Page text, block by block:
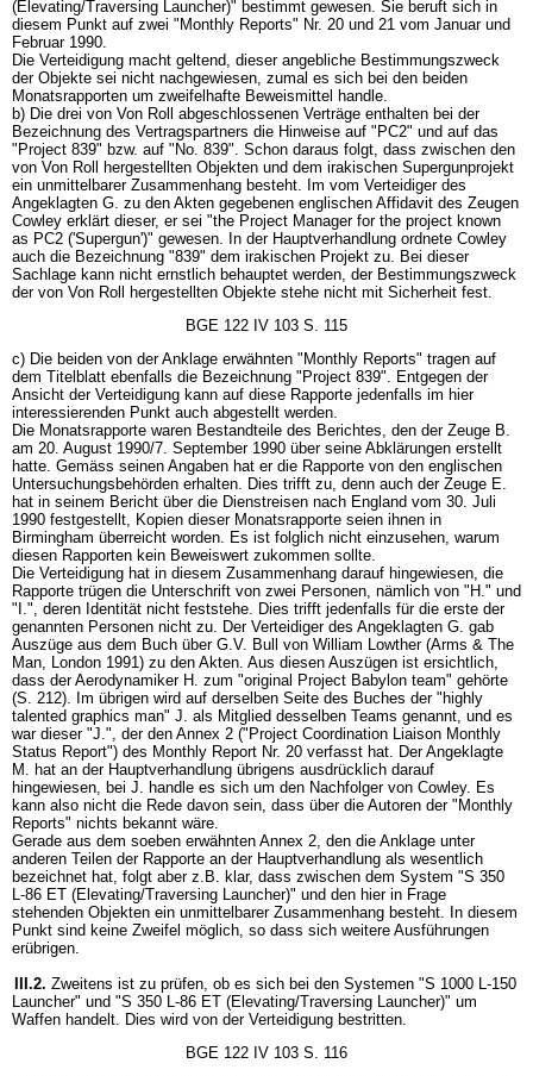
(Elevating/Traversing Launcher)" bestimmt gewesen. Sie beruft sich in
diesem Punkt auf zwei "Monthly Reports" Nr. 20 und 21 vom Januar und
Februar 1990.
Die Verteidigung macht geltend, dieser angebliche Bestimmungszweck
der Objekte sei nicht nachgewiesen, zumal es sich bei den beiden
Monatsrapporten um zweifelhafte Beweismittel handle.
b) Die drei von Von Roll abgeschlossenen Verträge enthalten bei der
Bezeichnung des Vertragspartners die Hinweise auf "PC2" und auf das
"Project 839" bzw. auf "No. 839". Schon daraus folgt, dass zwischen den
von Von Roll hergestellten Objekten und dem irakischen Supergunprojekt
ein unmittelbarer Zusammenhang besteht. Im vom Verteidiger des
Angeklagten G. zu den Akten gegebenen englischen Affidavit des Zeugen
Cowley erklärt dieser, er sei "the Project Manager for the project known
as PC2 ('Supergun')" gewesen. In der Hauptverhandlung ordnete Cowley
auch die Bezeichnung "839" dem irakischen Projekt zu. Bei dieser
Sachlage kann nicht ernstlich behauptet werden, der Bestimmungszweck
der von Von Roll hergestellten Objekte stehe nicht mit Sicherheit fest.
BGE 122 IV 103 S. 115
c) Die beiden von der Anklage erwähnten "Monthly Reports" tragen auf
dem Titelblatt ebenfalls die Bezeichnung "Project 839". Entgegen der
Ansicht der Verteidigung kann auf diese Rapporte jedenfalls im hier
interessierenden Punkt auch abgestellt werden.
Die Monatsrapporte waren Bestandteile des Berichtes, den der Zeuge B.
am 20. August 1990/7. September 1990 über seine Abklärungen erstellt
hatte. Gemäss seinen Angaben hat er die Rapporte von den englischen
Untersuchungsbehörden erhalten. Dies trifft zu, denn auch der Zeuge E.
hat in seinem Bericht über die Dienstreisen nach England vom 30. Juli
1990 festgestellt, Kopien dieser Monatsrapporte seien ihnen in
Birmingham überreicht worden. Es ist folglich nicht einzusehen, warum
diesen Rapporten kein Beweiswert zukommen sollte.
Die Verteidigung hat in diesem Zusammenhang darauf hingewiesen, die
Rapporte trügen die Unterschrift von zwei Personen, nämlich von "H." und
"I.", deren Identität nicht feststehe. Dies trifft jedenfalls für die erste der
genannten Personen nicht zu. Der Verteidiger des Angeklagten G. gab
Auszüge aus dem Buch über G.V. Bull von William Lowther (Arms & The
Man, London 1991) zu den Akten. Aus diesen Auszügen ist ersichtlich,
dass der Aerodynamiker H. zum "original Project Babylon team" gehörte
(S. 212). Im übrigen wird auf derselben Seite des Buches der "highly
talented graphics man" J. als Mitglied desselben Teams genannt, und es
war dieser "J.", der den Annex 2 ("Project Coordination Liaison Monthly
Status Report") des Monthly Report Nr. 20 verfasst hat. Der Angeklagte
M. hat an der Hauptverhandlung übrigens ausdrücklich darauf
hingewiesen, bei J. handle es sich um den Nachfolger von Cowley. Es
kann also nicht die Rede davon sein, dass über die Autoren der "Monthly
Reports" nichts bekannt wäre.
Gerade aus dem soeben erwähnten Annex 2, den die Anklage unter
anderen Teilen der Rapporte an der Hauptverhandlung als wesentlich
bezeichnet hat, folgt aber z.B. klar, dass zwischen dem System "S 350
L-86 ET (Elevating/Traversing Launcher)" und den hier in Frage
stehenden Objekten ein unmittelbarer Zusammenhang besteht. In diesem
Punkt sind keine Zweifel möglich, so dass sich weitere Ausführungen
erübrigen.
III.2. Zweitens ist zu prüfen, ob es sich bei den Systemen "S 1000 L-150
Launcher" und "S 350 L-86 ET (Elevating/Traversing Launcher)" um
Waffen handelt. Dies wird von der Verteidigung bestritten.
BGE 122 IV 103 S. 116